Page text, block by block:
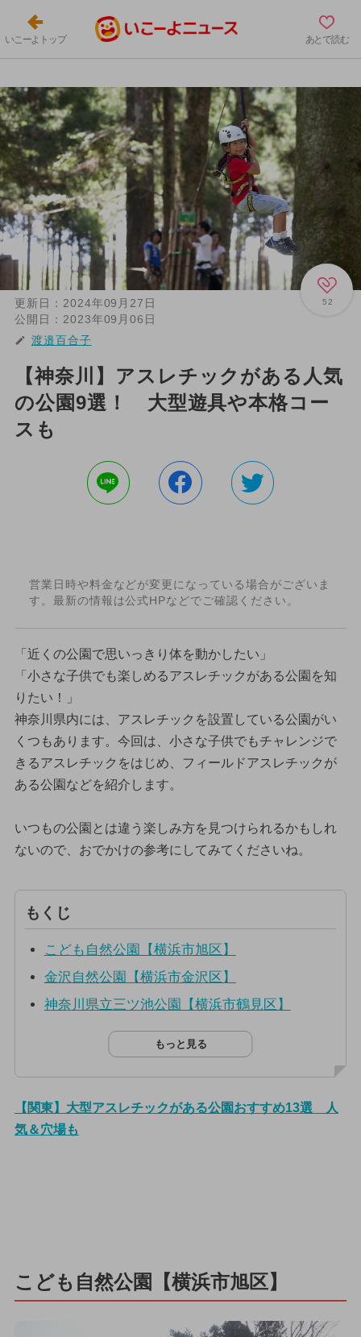
いこーよトップ あとで読む
52
更新日： 2024年09月27日
公開日： 2023年09月06日
渡邉百合子
【神奈川】アスレチックがある人気
の公園9選！ 大型遊具や本格コー
スも
営業日時や料金などが変更になっている場合がございま
す。最新の情報は公式HPなどでご確認ください。
「近くの公園で思いっきり体を動かしたい」
「小さな子供でも楽しめるアスレチックがある公園を知
りたい！」
神奈川県内には、アスレチックを設置している公園がい
くつもあります。今回は、小さな子供でもチャレンジで
きるアスレチックをはじめ、フィールドアスレチックが
ある公園などを紹介します。
いつもの公園とは違う楽しみ方を見つけられるかもしれ
ないので、おでかけの参考にしてみてくださいね。
もくじ
こども自然公園【横浜市旭区】
金沢自然公園【横浜市金沢区】
神奈川県立三ツ池公園【横浜市鶴見区】
もっと見る
【関東】大型アスレチックがある公園おすすめ13選 人
気＆穴場も
こども自然公園【横浜市旭区】